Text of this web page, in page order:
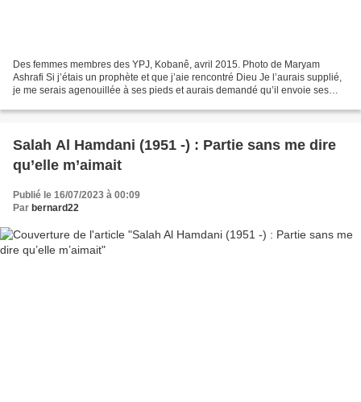
Des femmes membres des YPJ, Kobanê, avril 2015. Photo de Maryam
Ashrafi Si j’étais un prophète et que j’aie rencontré Dieu Je l’aurais supplié,
je me serais agenouillée à ses pieds et aurais demandé qu’il envoie ses
Salah Al Hamdani (1951 -) : Partie sans me dire
qu’elle m’aimait
Publié le 16/07/2023 à 00:09
Par bernard22